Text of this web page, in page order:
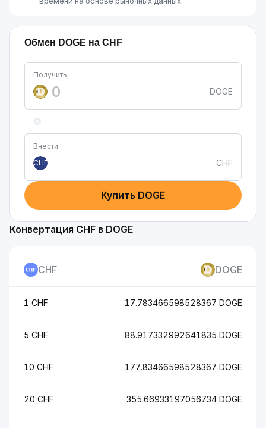
Обмен DOGE на CHF
Получить
DOGE
Внести
CHF
CHF
Купить DOGE
Конвертация CHF в DOGE
CHF DOGE
1 CHF 17.783466598528367 DOGE
5 CHF 88.917332992641835 DOGE
10 CHF 177.83466598528367 DOGE
20 CHF 355.66933197056734 DOGE